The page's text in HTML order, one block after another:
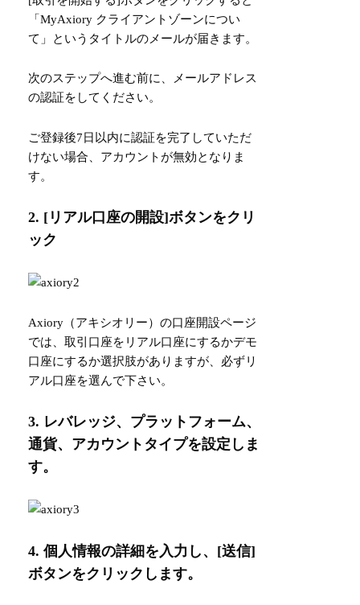
「MyAxiory クライアントゾーンについ
て」というタイトルのメールが届きます。
次のステップへ進む前に、メールアドレス
の認証をしてください。
ご登録後7日以内に認証を完了していただ
けない場合、アカウントが無効となりま
す。
2. [リアル口座の開設]ボタンをクリ
ック
Axiory（アキシオリー）の口座開設ページ
では、取引口座をリアル口座にするかデモ
口座にするか選択肢がありますが、必ずリ
アル口座を選んで下さい。
3. レバレッジ、プラットフォーム、
通貨、アカウントタイプを設定しま
す。
4. 個人情報の詳細を入力し、[送信]
ボタンをクリックします。